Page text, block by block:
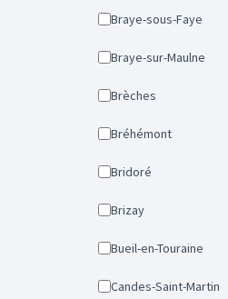
Braye-sous-Faye
Braye-sur-Maulne
Brèches
Bréhémont
Bridoré
Brizay
Bueil-en-Touraine
Candes-Saint-Martin